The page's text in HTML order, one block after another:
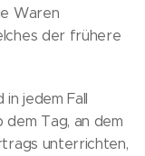
Waren
der frühere
jedem Fall
Tag, an dem
unterrichten,